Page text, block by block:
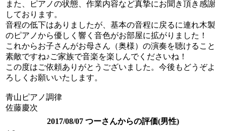
また、ピアノの状態、作業内容など真摯にお聞き頂き感謝
しております。
音程の低下はありましたが、基本の音程に戻るに連れ木製
のピアノから優しく響く音色がお部屋に拡がりました！
これからお子さんがお母さん（奥様）の演奏を聴けること
素敵ですね♪ご家族で音楽を楽しんでくださいね！
この度はご依頼ありがとうございました。今後もどうぞよ
ろしくお願いいたします。
青山ピアノ調律
佐藤慶次
2017/08/07 つーさんからの評価(男性)